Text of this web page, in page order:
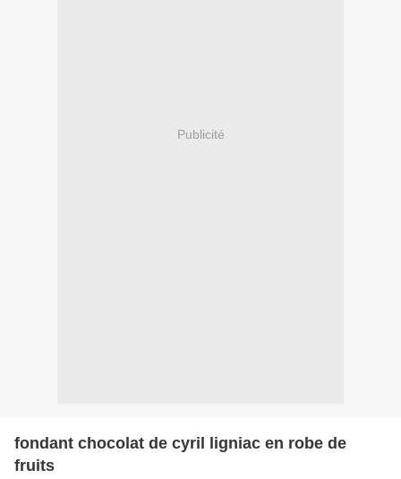
Publicité
fondant chocolat de cyril ligniac en robe de
fruits